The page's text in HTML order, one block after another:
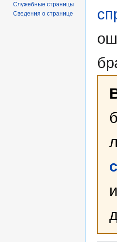
Служебные страницы
Сведения о странице